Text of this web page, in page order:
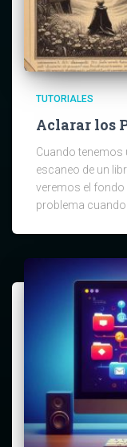
TUTORIALES
Aclarar los
Cuando tenemos
escaneo de un
veremos el fondo
problema